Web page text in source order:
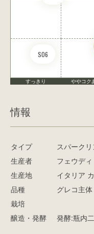
S06
すっきり ややコク
情報
タイプ
スパーク
生産者
フェウデ
生産地
イタリア
品種
グレコ主体
栽培
醸造・発酵
発酵:瓶内